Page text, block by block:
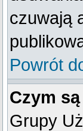
czuwają
Powrót
Czym
Grupy